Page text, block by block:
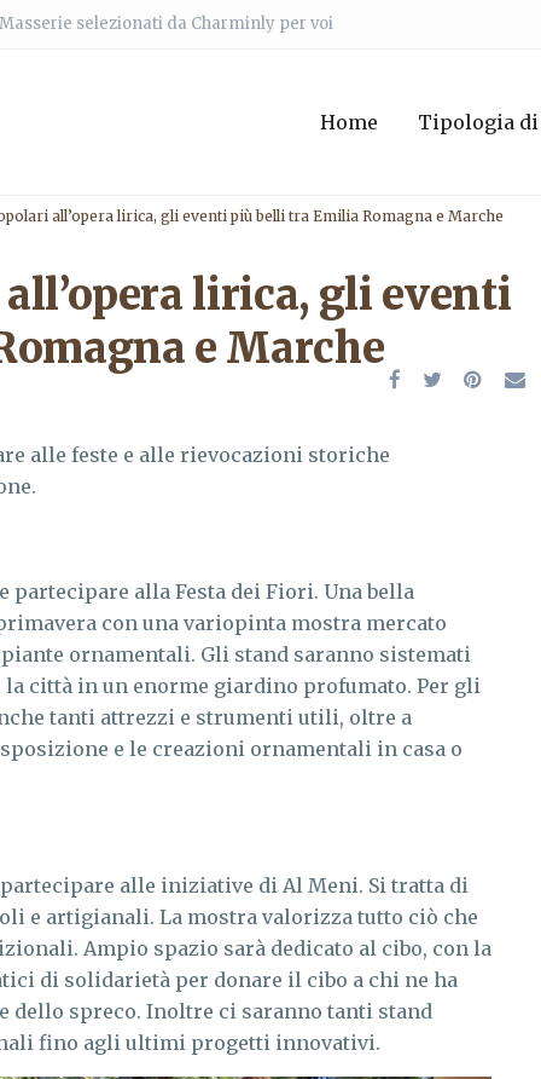
selezionati da Charminly per voi
Home Tipologia
all’opera lirica, gli eventi più belli tra Emilia Romagna e Marche
lirica, gli eventi
e Marche
alle feste e alle rievocazioni storiche
partecipare alla Festa dei Fiori. Una bella
con una variopinta mostra mercato
ornamentali. Gli stand saranno sistemati
città in un enorme giardino profumato. Per gli
tanti attrezzi e strumenti utili, oltre a
e le creazioni ornamentali in casa o
alle iniziative di Al Meni. Si tratta di
e artigianali. La mostra valorizza tutto ciò che
Ampio spazio sarà dedicato al cibo, con la
di solidarietà per donare il cibo a chi ne ha
dello spreco. Inoltre ci saranno tanti stand
fino agli ultimi progetti innovativi.